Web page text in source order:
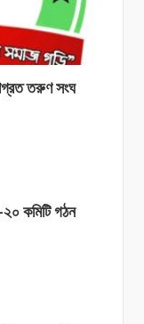
তরুণ সংঘ
কমিটি গঠন